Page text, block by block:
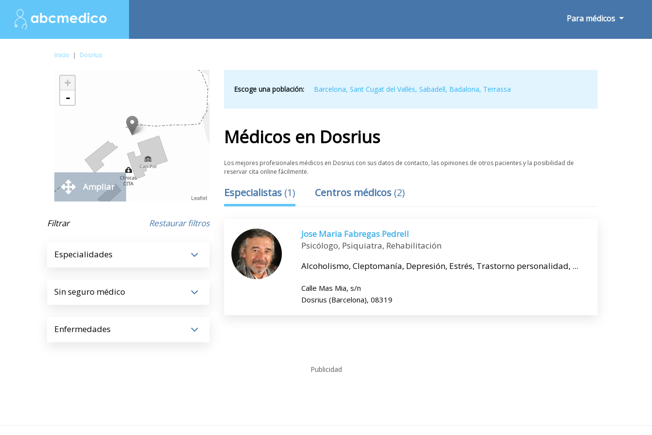
Para médicos
Inicio | Dosrius
+
-
Leaflet
Ampliar
Filtrar Restaurar filtros
Especialidades
Sin seguro médico
Enfermedades
Escoge una población: Barcelona,Sant Cugat del Vallès,Sabadell, Badalona, Terrassa
Médicos en Dosrius
Los mejores profesionales médicos en Dosrius con sus datos de contacto, las opiniones de otros pacientes y la posibilidad de
reservar cita online fácilmente.
Especialistas (1) Centros médicos (2)
Jose Maria Fabregas Pedrell
Psicólogo, Psiquiatra, Rehabilitación
Alcoholismo, Cleptomanía, Depresión, Estrés, Trastorno personalidad, ...
Calle Mas Mia, s/n
Dosrius (Barcelona), 08319
Publicidad